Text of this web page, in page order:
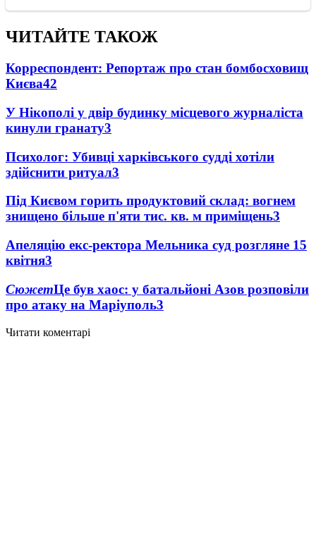
ЧИТАЙТЕ ТАКОЖ
Корреспондент: Репортаж про стан бомбосховищ
Києва42
У Нікополі у двір будинку місцевого журналіста
кинули гранату3
Психолог: Убивці харківського судді хотіли
здійснити ритуал3
Під Києвом горить продуктовий склад: вогнем
знищено більше п'яти тис. кв. м приміщень3
Апеляцію екс-ректора Мельника суд розгляне 15
квітня3
СюжетЦе був хаос: у батальйоні Азов розповіли
про атаку на Маріуполь3
Читати коментарі